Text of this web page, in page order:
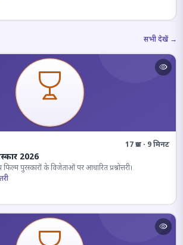
सभी देखें →
17 प्रश्न · 9 मिनट
2026
फिल्म पुरस्कारों के विजेताओं पर आधारित प्रश्नोत्तरी।